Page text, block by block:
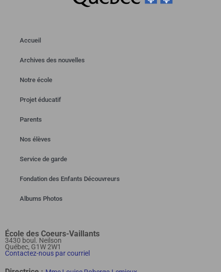
Accueil
Archives des nouvelles
Notre école
Projet éducatif
Parents
Nos élèves
Service de garde
Fondation des Enfants Découvreurs
Albums Photos
École des Coeurs-Vaillants
3430 boul. Neilson
Québec, G1W 2W1
Contactez-nous par courriel